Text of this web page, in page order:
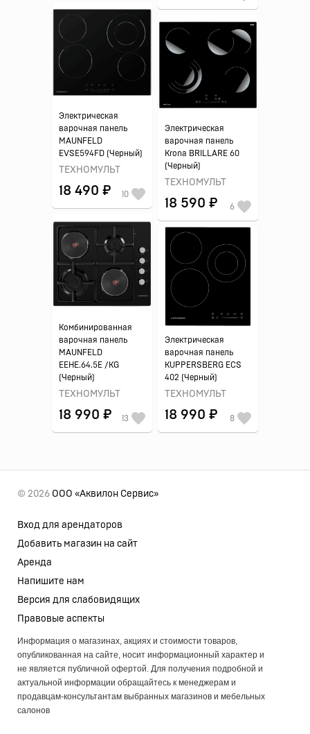
Электрическая
варочная панель
MAUNFELD
EVSE594FD (Черный)
ТЕХНОМУЛЬТ
18 490 ₽ 10
Электрическая
варочная панель
Krona BRILLARE 60
(Черный)
ТЕХНОМУЛЬТ
18 590 ₽ 6
Комбинированная
варочная панель
MAUNFELD
EEHE.64.5E /KG
(Черный)
ТЕХНОМУЛЬТ
18 990 ₽ 13
Электрическая
варочная панель
KUPPERSBERG ECS
402 (Черный)
ТЕХНОМУЛЬТ
18 990 ₽ 8
© 2026 ООО «Аквилон Сервис»
Вход для арендаторов
Добавить магазин на сайт
Аренда
Напишите нам
Версия для слабовидящих
Правовые аспекты
Информация о магазинах, акциях и стоимости товаров,
опубликованная на сайте, носит информационный характер и
не является публичной офертой. Для получения подробной и
актуальной информации обращайтесь к менеджерам и
продавцам-консультантам выбранных магазинов и мебельных
салонов